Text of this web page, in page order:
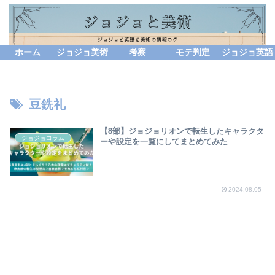
ホーム ジョジョ美術 考察 モテ判定 ジョジョ英語
豆銑礼
ジョジョコラム
【8部】ジョジョリオンで転生したキャラクタ
ーや設定を一覧にしてまとめてみた
2024.08.05